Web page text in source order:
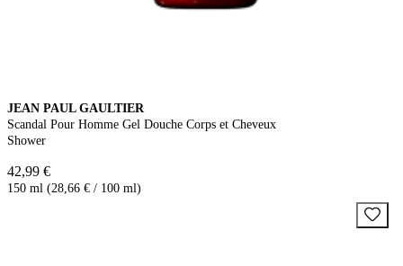
JEAN PAUL GAULTIER
Scandal Pour Homme Gel Douche Corps et Cheveux
Shower
42,99 €
150 ml (28,66 € / 100 ml)